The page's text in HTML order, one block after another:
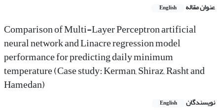
عنوان مقاله English
Comparison of Multi-Layer Perceptron artificial
neural network and Linacre regression model
performance for predicting daily minimum
temperature (Case study: Kerman, Shiraz, Rasht and
Hamedan)
نویسندگان English